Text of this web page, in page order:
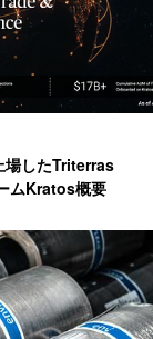
場したTriterras
ムKratos概要